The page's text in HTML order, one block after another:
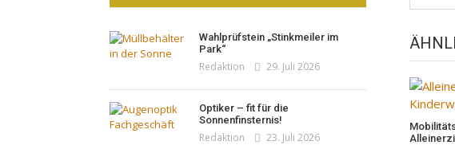
Wahlprüfstein „Stinkmeiler im
Park“
Redaktion 29. Juli 2026
Optiker – fit für die
Sonnenfinsternis!
Redaktion 23. Juli 2026